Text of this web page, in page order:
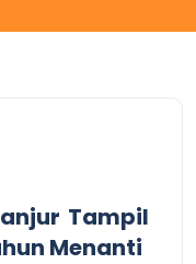
Tampil
Menanti